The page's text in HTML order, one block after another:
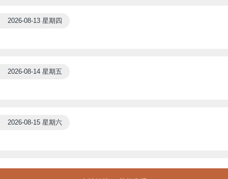
2026-08-13 星期四
2026-08-14 星期五
2026-08-15 星期六